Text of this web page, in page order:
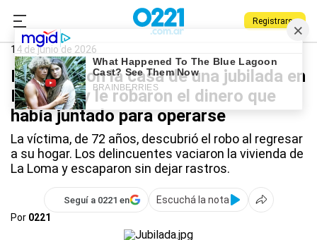
Registrarse
0221.com.ar
La Loma
14 de junio de 2026
Desvalijaron la casa de una jubilada en
La Loma y le robaron el dinero que
había juntado para operarse
La víctima, de 72 años, descubrió el robo al regresar
a su hogar. Los delincuentes vaciaron la vivienda de
La Loma y escaparon sin dejar rastros.
Seguí a 0221 en
Escuchá la nota
Por 0221